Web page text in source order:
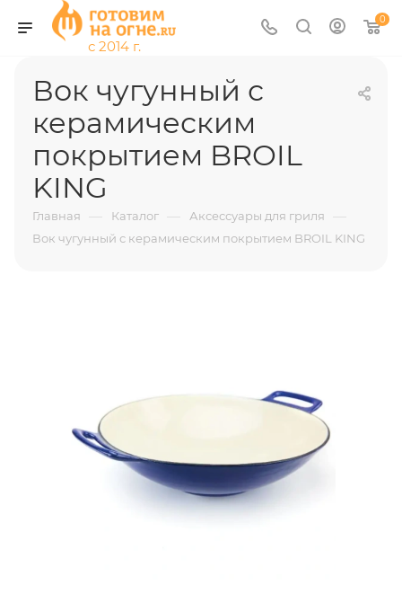
0
Вок чугунный с
керамическим
покрытием BROIL
KING
Главная — Каталог — Аксессуары для гриля —
Вок чугунный с керамическим покрытием BROIL KING